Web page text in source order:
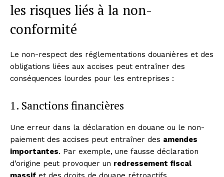
les risques liés à la non-
conformité
Le non-respect des réglementations douanières et des
obligations liées aux accises peut entraîner des
conséquences lourdes pour les entreprises :
1. Sanctions financières
Une erreur dans la déclaration en douane ou le non-
paiement des accises peut entraîner des amendes
importantes. Par exemple, une fausse déclaration
d’origine peut provoquer un redressement fiscal